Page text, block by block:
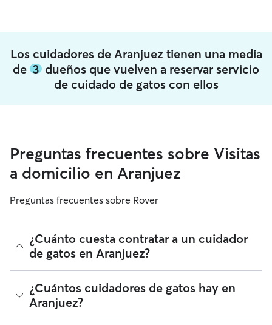
Los cuidadores de Aranjuez tienen una media
de 3 dueños que vuelven a reservar servicio
de cuidado de gatos con ellos
Preguntas frecuentes sobre Visitas
a domicilio en Aranjuez
Preguntas frecuentes sobre Rover
¿Cuánto cuesta contratar a un cuidador
de gatos en Aranjuez?
Los cuidadores de gatos de Rover tienen plena libertad para
fijar sus tarifas. El coste medio de un cuidador de gatos en
Aranjuez en Rover en agosto 2026 fue de alrededor de 12
por noche, incluyendo las tarifas de servicio de Rover. La
¿Cuántos cuidadores de gatos hay en
Aranjuez?